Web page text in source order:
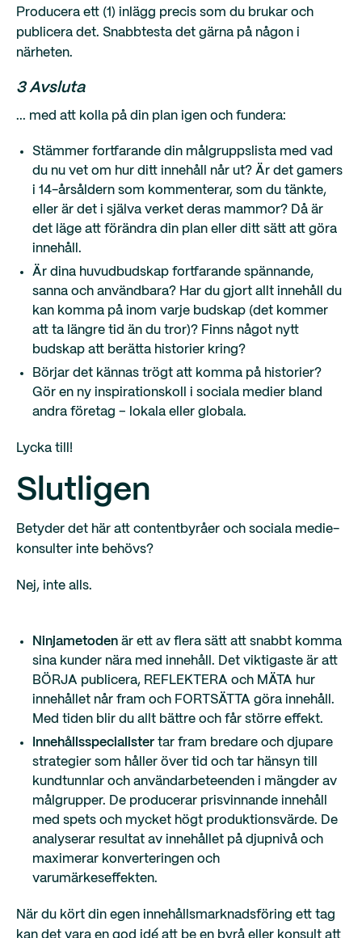
Producera ett (1) inlägg precis som du brukar och
publicera det. Snabbtesta det gärna på någon i
närheten.
3 Avsluta
... med att kolla på din plan igen och fundera:
Stämmer fortfarande din målgruppslista med vad
du nu vet om hur ditt innehåll når ut? Är det gamers
i 14-årsåldern som kommenterar, som du tänkte,
eller är det i själva verket deras mammor? Då är
det läge att förändra din plan eller ditt sätt att göra
innehåll.
Är dina huvudbudskap fortfarande spännande,
sanna och användbara? Har du gjort allt innehåll du
kan komma på inom varje budskap (det kommer
att ta längre tid än du tror)? Finns något nytt
budskap att berätta historier kring?
Börjar det kännas trögt att komma på historier?
Gör en ny inspirationskoll i sociala medier bland
andra företag – lokala eller globala.
Lycka till!
Slutligen
Betyder det här att contentbyråer och sociala medie-
konsulter inte behövs?
Nej, inte alls.
Ninjametoden är ett av flera sätt att snabbt komma
sina kunder nära med innehåll. Det viktigaste är att
BÖRJA publicera, REFLEKTERA och MÄTA hur
innehållet når fram och FORTSÄTTA göra innehåll.
Med tiden blir du allt bättre och får större effekt.
Innehållsspecialister tar fram bredare och djupare
strategier som håller över tid och tar hänsyn till
kundtunnlar och användarbeteenden i mängder av
målgrupper. De producerar prisvinnande innehåll
med spets och mycket högt produktionsvärde. De
analyserar resultat av innehållet på djupnivå och
maximerar konverteringen och
varumärkeseffekten.
När du kört din egen innehållsmarknadsföring ett tag
kan det vara en god idé att be en byrå eller konsult att